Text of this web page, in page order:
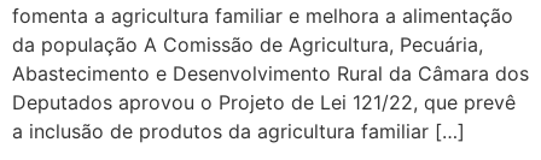
fomenta a agricultura familiar e melhora a alimentação
da população A Comissão de Agricultura, Pecuária,
Abastecimento e Desenvolvimento Rural da Câmara dos
Deputados aprovou o Projeto de Lei 121/22, que prevê
a inclusão de produtos da agricultura familiar […]